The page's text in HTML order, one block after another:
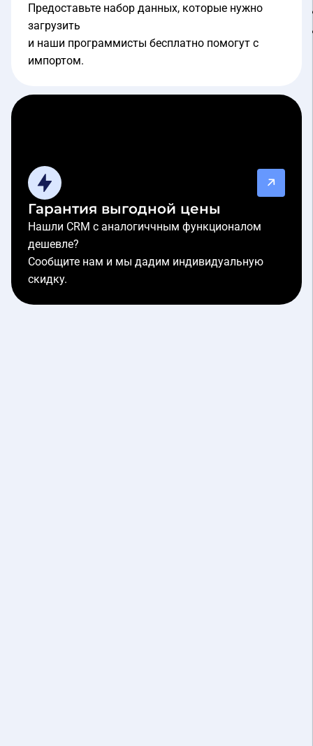
Предоставьте набор данных, которые нужно
загрузить
и наши программисты бесплатно помогут с
импортом.
Гарантия выгодной цены
Нашли CRM с аналогиччным функционалом
дешевле?
Сообщите нам и мы дадим индивидуальную
скидку.